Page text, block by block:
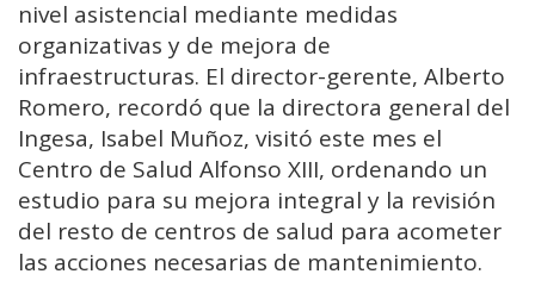
nivel asistencial mediante medidas
organizativas y de mejora de
infraestructuras. El director-gerente, Alberto
Romero, recordó que la directora general del
Ingesa, Isabel Muñoz, visitó este mes el
Centro de Salud Alfonso XIII, ordenando un
estudio para su mejora integral y la revisión
del resto de centros de salud para acometer
las acciones necesarias de mantenimiento.